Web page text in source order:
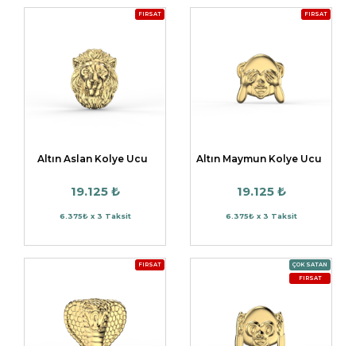
FIRSAT
Altın Aslan Kolye Ucu
19.125 ₺
6.375₺ x 3 Taksit
FIRSAT
Altın Maymun Kolye Ucu
19.125 ₺
6.375₺ x 3 Taksit
FIRSAT
ÇOK SATAN
FIRSAT